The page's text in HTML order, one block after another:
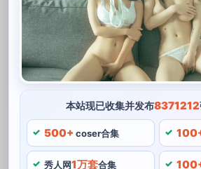
本站现已收集并发布8371212
500+coser合集
秀人网1万套合集